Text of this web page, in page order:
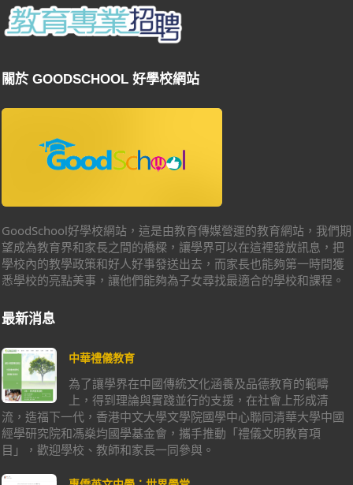
關於 GOODSCHOOL 好學校網站
GoodSchool好學校網站，這是由教育傳媒營運的教育網站，我們期
望成為教育界和家長之間的橋樑，讓學界可以在這裡發放訊息，把
學校內的教學政策和好人好事發送出去，而家長也能夠第一時間獲
悉學校的亮點美事，讓他們能夠為子女尋找最適合的學校和課程。
最新消息
中華禮儀教育
為了讓學界在中國傳統文化涵養及品德教育的範疇
上，得到理論與實踐並行的支援，在社會上形成清
流，造福下一代，香港中文大學文學院國學中心聯同清華大學中國
經學研究院和馮燊均國學基金會，攜手推動「禮儀文明教育項
目」，歡迎學校、教師和家長一同參與。